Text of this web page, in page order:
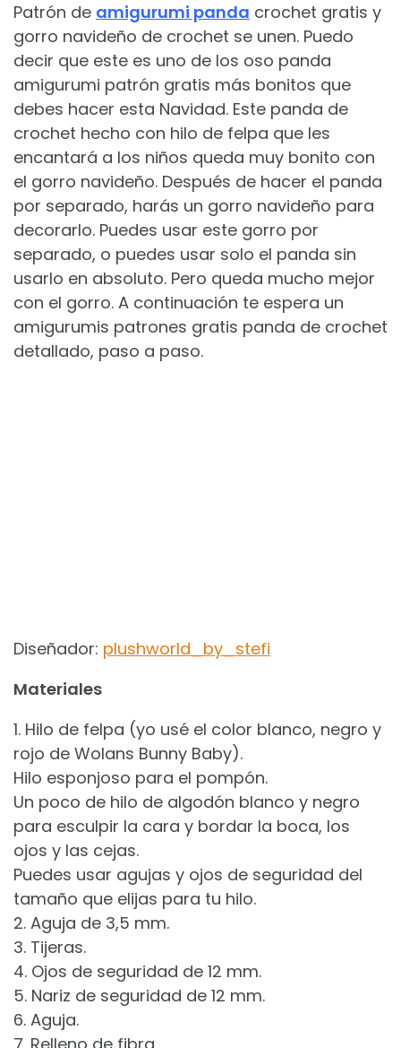
Patrón de amigurumi panda crochet gratis y
gorro navideño de crochet se unen. Puedo
decir que este es uno de los oso panda
amigurumi patrón gratis​ más bonitos que
debes hacer esta Navidad. Este panda de
crochet hecho con hilo de felpa que les
encantará a los niños queda muy bonito con
el gorro navideño. Después de hacer el panda
por separado, harás un gorro navideño para
decorarlo. Puedes usar este gorro por
separado, o puedes usar solo el panda sin
usarlo en absoluto. Pero queda mucho mejor
con el gorro. A continuación te espera un
amigurumis patrones gratis​ panda de crochet
detallado, paso a paso.
Diseñador: plushworld_by_stefi
Materiales
1. Hilo de felpa (yo usé el color blanco, negro y
rojo de Wolans Bunny Baby).
Hilo esponjoso para el pompón.
Un poco de hilo de algodón blanco y negro
para esculpir la cara y bordar la boca, los
ojos y las cejas.
Puedes usar agujas y ojos de seguridad del
tamaño que elijas para tu hilo.
2. Aguja de 3,5 mm.
3. Tijeras.
4. Ojos de seguridad de 12 mm.
5. Nariz de seguridad de 12 mm.
6. Aguja.